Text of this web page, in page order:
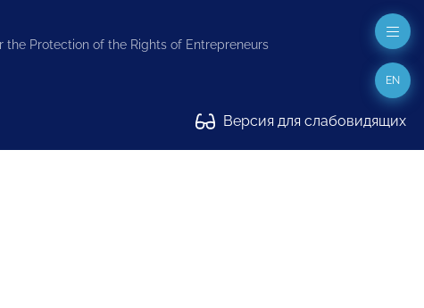
the Protection of the Rights of Entrepreneurs
Версия для слабовидящих
EN